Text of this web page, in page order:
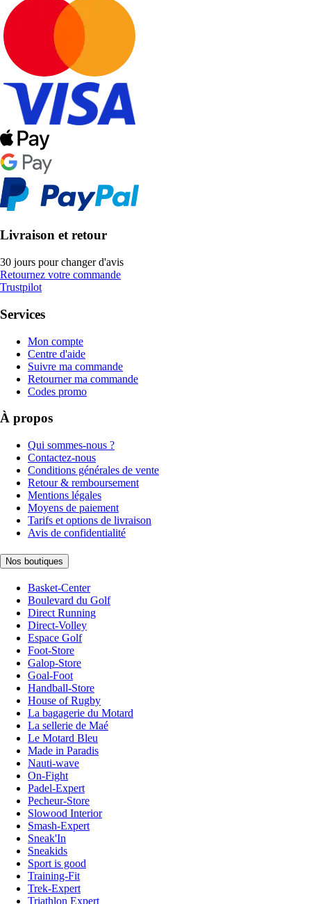
Livraison et retour
30 jours pour changer d'avis
Retournez votre commande
Trustpilot
Services
Mon compte
Centre d'aide
Suivre ma commande
Retourner ma commande
Codes promo
À propos
Qui sommes-nous ?
Contactez-nous
Conditions générales de vente
Retour & remboursement
Mentions légales
Moyens de paiement
Tarifs et options de livraison
Avis de confidentialité
Nos boutiques
Basket-Center
Boulevard du Golf
Direct Running
Direct-Volley
Espace Golf
Foot-Store
Galop-Store
Goal-Foot
Handball-Store
House of Rugby
La bagagerie du Motard
La sellerie de Maé
Le Motard Bleu
Made in Paradis
Nauti-wave
On-Fight
Padel-Expert
Pecheur-Store
Slowood Interior
Smash-Expert
Sneak'In
Sneakids
Sport is good
Training-Fit
Trek-Expert
Triathlon Expert